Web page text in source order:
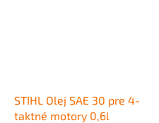
STIHL Olej SAE 30 pre 4-
taktné motory 0,6l